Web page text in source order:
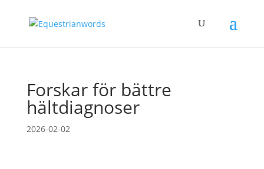
Forskar för bättre
hältdiagnoser
2026-02-02